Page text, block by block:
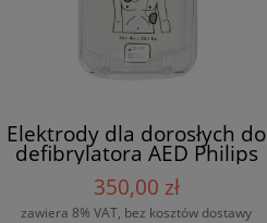
Elektrody dla dorosłych do
defibrylatora AED Philips
HeartStart HS1
350,00 zł
zawiera 8% VAT, bez kosztów dostawy